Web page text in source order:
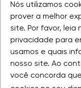
Nós utilizamos
prover a melhor
site. Por favor, leia
privacidade para
usamos e quais
nosso site. Ao
você concorda
Nós utilizamos
prover a melhor
site. Por favor, leia
privacidade para
usamos e quais
nosso site. Ao
você concorda
AV. SHISHIMA HIFUMI, 2911 -